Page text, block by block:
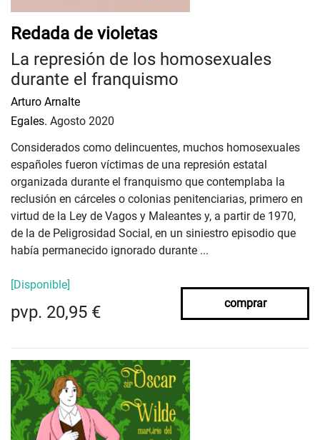
Redada de violetas
La represión de los homosexuales
durante el franquismo
Arturo Arnalte
Egales. Agosto 2020
Considerados como delincuentes, muchos homosexuales
españoles fueron víctimas de una represión estatal
organizada durante el franquismo que contemplaba la
reclusión en cárceles o colonias penitenciarias, primero en
virtud de la Ley de Vagos y Maleantes y, a partir de 1970,
de la de Peligrosidad Social, en un siniestro episodio que
había permanecido ignorado durante ...
[Disponible]
pvp. 20,95 € comprar